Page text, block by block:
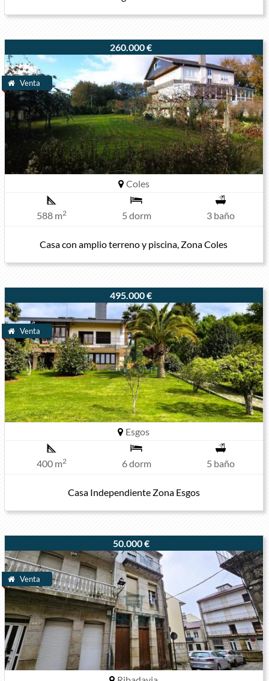
Venta
260.000 €
Coles
588 m2 5 dorm 3 baño
Casa con amplio terreno y piscina, Zona Coles
Venta
495.000 €
Esgos
400 m2 6 dorm 5 baño
Casa Independiente Zona Esgos
Venta
50.000 €